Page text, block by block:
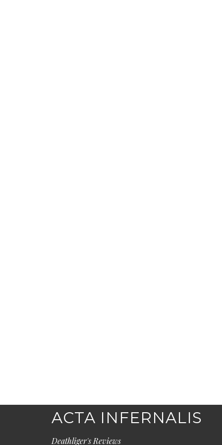
ACTA INFERNALIS
Deathliger's Reviews